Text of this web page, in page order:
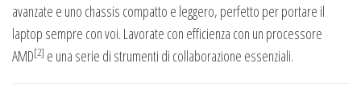
avanzate e uno chassis compatto e leggero, perfetto per portare il
laptop sempre con voi. Lavorate con efficienza con un processore
AMD[2] e una serie di strumenti di collaborazione essenziali.